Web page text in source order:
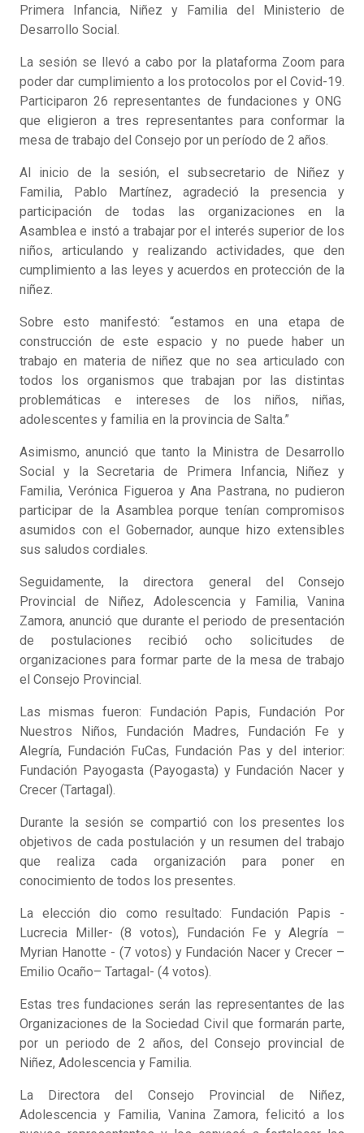
Primera Infancia, Niñez y Familia del Ministerio de
Desarrollo Social.
La sesión se llevó a cabo por la plataforma Zoom para
poder dar cumplimiento a los protocolos por el Covid-19.
Participaron 26 representantes de fundaciones y ONG
que eligieron a tres representantes para conformar la
mesa de trabajo del Consejo por un período de 2 años.
Al inicio de la sesión, el subsecretario de Niñez y
Familia, Pablo Martínez, agradeció la presencia y
participación de todas las organizaciones en la
Asamblea e instó a trabajar por el interés superior de los
niños, articulando y realizando actividades, que den
cumplimiento a las leyes y acuerdos en protección de la
niñez.
Sobre esto manifestó: “estamos en una etapa de
construcción de este espacio y no puede haber un
trabajo en materia de niñez que no sea articulado con
todos los organismos que trabajan por las distintas
problemáticas e intereses de los niños, niñas,
adolescentes y familia en la provincia de Salta.”
Asimismo, anunció que tanto la Ministra de Desarrollo
Social y la Secretaria de Primera Infancia, Niñez y
Familia, Verónica Figueroa y Ana Pastrana, no pudieron
participar de la Asamblea porque tenían compromisos
asumidos con el Gobernador, aunque hizo extensibles
sus saludos cordiales.
Seguidamente, la directora general del Consejo
Provincial de Niñez, Adolescencia y Familia, Vanina
Zamora, anunció que durante el periodo de presentación
de postulaciones recibió ocho solicitudes de
organizaciones para formar parte de la mesa de trabajo
el Consejo Provincial.
Las mismas fueron: Fundación Papis, Fundación Por
Nuestros Niños, Fundación Madres, Fundación Fe y
Alegría, Fundación FuCas, Fundación Pas y del interior:
Fundación Payogasta (Payogasta) y Fundación Nacer y
Crecer (Tartagal).
Durante la sesión se compartió con los presentes los
objetivos de cada postulación y un resumen del trabajo
que realiza cada organización para poner en
conocimiento de todos los presentes.
La elección dio como resultado: Fundación Papis -
Lucrecia Miller- (8 votos), Fundación Fe y Alegría –
Myrian Hanotte - (7 votos) y Fundación Nacer y Crecer –
Emilio Ocaño– Tartagal- (4 votos).
Estas tres fundaciones serán las representantes de las
Organizaciones de la Sociedad Civil que formarán parte,
por un periodo de 2 años, del Consejo provincial de
Niñez, Adolescencia y Familia.
La Directora del Consejo Provincial de Niñez,
Adolescencia y Familia, Vanina Zamora, felicitó a los